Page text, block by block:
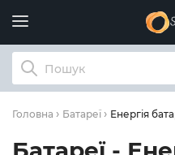
Головна Батареї Енергія